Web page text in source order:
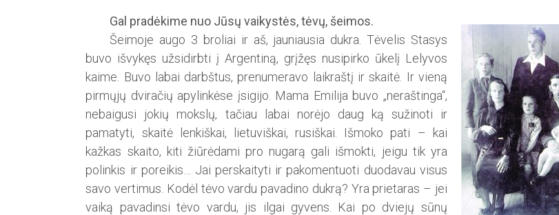
Gal pradėkime nuo Jūsų vaikystės, tėvų, šeimos.
Šeimoje augo 3 broliai ir aš, jauniausia dukra. Tėvelis Stasys
buvo išvykęs užsidirbti į Argentiną, grįžęs nusipirko ūkelį Lelyvos
kaime. Buvo labai darbštus, prenumeravo laikraštį ir skaitė. Ir vieną
pirmųjų dviračių apylinkėse įsigijo. Mama Emilija buvo „neraštinga“,
nebaigusi jokių mokslų, tačiau labai norėjo daug ką sužinoti ir
pamatyti, skaitė lenkiškai, lietuviškai, rusiškai. Išmoko pati – kai
kažkas skaito, kiti žiūrėdami pro nugarą gali išmokti, jeigu tik yra
polinkis ir poreikis… Jai perskaityti ir pakomentuoti duodavau visus
savo vertimus. Kodėl tėvo vardu pavadino dukrą? Yra prietaras – jei
vaiką pavadinsi tėvo vardu, jis ilgai gyvens. Kai po dviejų sūnų